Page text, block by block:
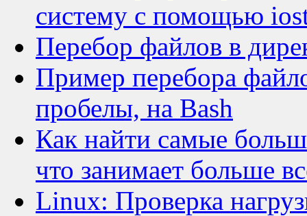
систему с помощью
Перебор файлов в
Пример перебора
пробелы, на Bash
Как найти самые
что занимает больше
Linux: Проверка